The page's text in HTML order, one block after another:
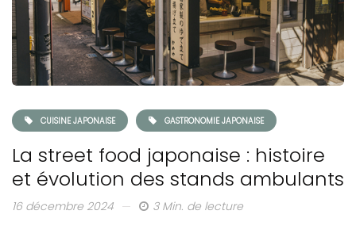
CUISINE JAPONAISE GASTRONOMIE JAPONAISE
La street food japonaise : histoire
et évolution des stands ambulants
16 décembre 2024 3 Min. de lecture